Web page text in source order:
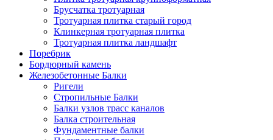
Брусчатка тротуарная
Тротуарная плитка старый город
Клинкерная тротуарная плитка
Тротуарная плитка ландшафт
Поребрик
Бордюрный камень
Железобетонные Балки
Ригели
Стропильные Балки
Балки узлов трасс каналов
Балка строительная
Фундаментные балки